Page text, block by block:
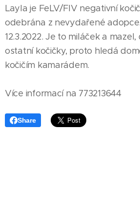
Layla je FeLV/FIV negativní
odebrána z nevydařené
12.3.2022. Je to miláček a
ostatní kočičky, proto hledá
kočičím kamarádem.
Více informací na 773213644
Share